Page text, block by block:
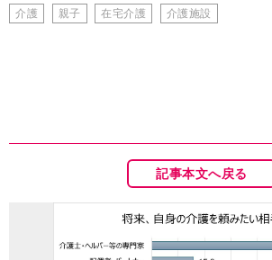
介護 親子 在宅介護 介護施設
記事本文へ戻る